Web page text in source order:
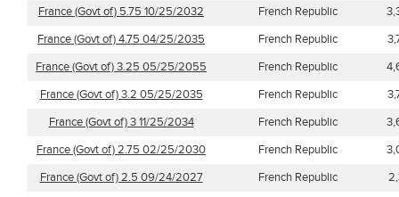
France (Govt of) 5.75 10/25/2032 French Republic
France (Govt of) 4.75 04/25/2035
French Republic
France (Govt of) 3.25 05/25/2055
French Republic
France (Govt of) 3.2 05/25/2035
French Republic
France (Govt of) 3 11/25/2034
French Republic
France (Govt of) 2.75 02/25/2030
French Republic
France (Govt of) 2.5 09/24/2027
French Republic